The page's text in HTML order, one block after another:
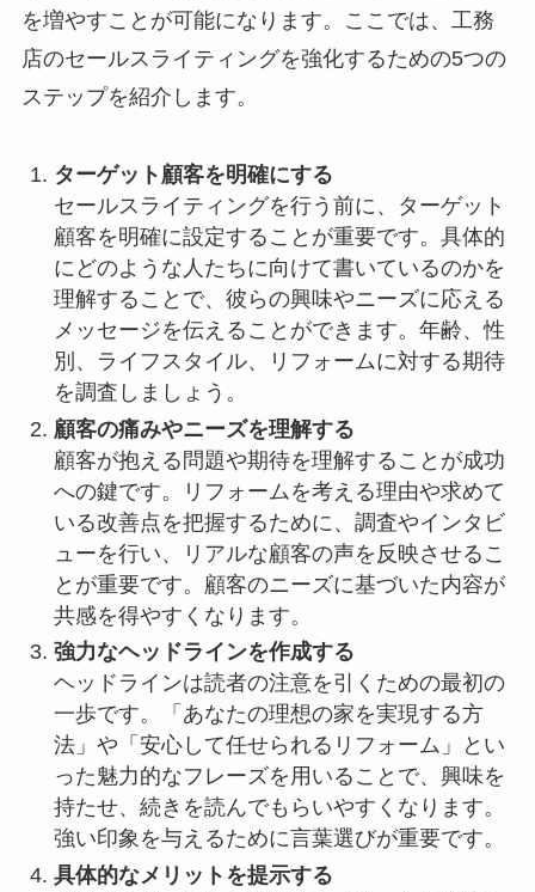
を増やすことが可能になります。ここでは、工務
店のセールスライティングを強化するための5つの
ステップを紹介します。
ターゲット顧客を明確にする
セールスライティングを行う前に、ターゲット
顧客を明確に設定することが重要です。具体的
にどのような人たちに向けて書いているのかを
理解することで、彼らの興味やニーズに応える
メッセージを伝えることができます。年齢、性
別、ライフスタイル、リフォームに対する期待
を調査しましょう。
顧客の痛みやニーズを理解する
顧客が抱える問題や期待を理解することが成功
への鍵です。リフォームを考える理由や求めて
いる改善点を把握するために、調査やインタビ
ューを行い、リアルな顧客の声を反映させるこ
とが重要です。顧客のニーズに基づいた内容が
共感を得やすくなります。
強力なヘッドラインを作成する
ヘッドラインは読者の注意を引くための最初の
一歩です。「あなたの理想の家を実現する方
法」や「安心して任せられるリフォーム」とい
った魅力的なフレーズを用いることで、興味を
持たせ、続きを読んでもらいやすくなります。
強い印象を与えるために言葉選びが重要です。
具体的なメリットを提示する